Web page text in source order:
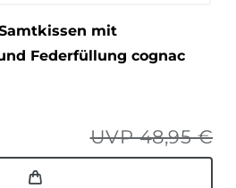
Samtkissen mit
Federfüllung cognac
UVP 48,95 €